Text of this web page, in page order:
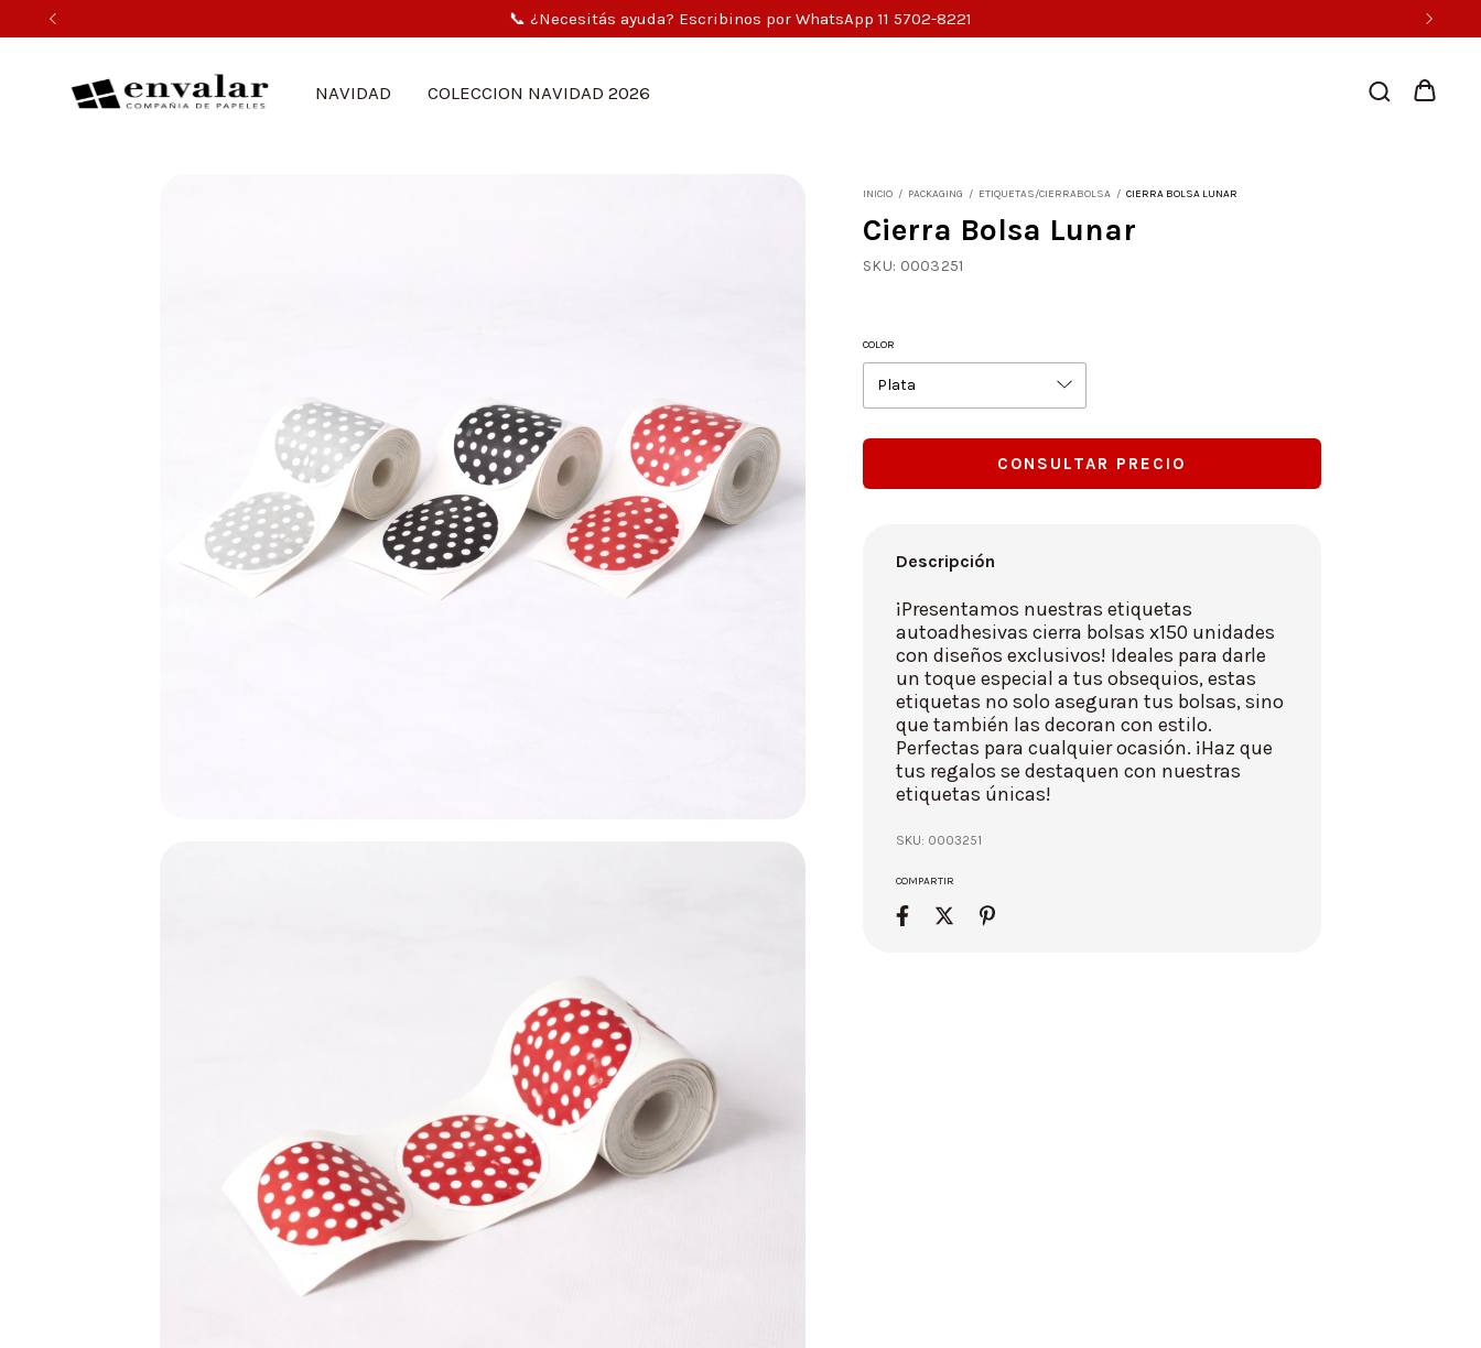
📞 ¿Necesitás ayuda? Escribinos por WhatsApp 11 5702-8221
NAVIDAD COLECCION NAVIDAD 2026
INICIO / PACKAGING / ETIQUETAS/CIERRABOLSA / CIERRA BOLSA LUNAR
Cierra Bolsa Lunar
SKU: 0003251
COLOR
Descripción
¡Presentamos nuestras etiquetas
autoadhesivas cierra bolsas x150 unidades
con diseños exclusivos! Ideales para darle
un toque especial a tus obsequios, estas
etiquetas no solo aseguran tus bolsas, sino
que también las decoran con estilo.
Perfectas para cualquier ocasión. ¡Haz que
tus regalos se destaquen con nuestras
etiquetas únicas!
SKU: 0003251
COMPARTIR